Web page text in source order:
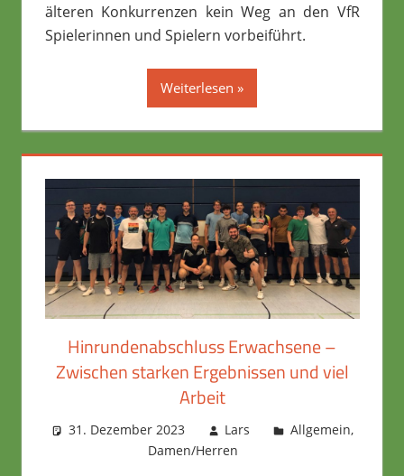
älteren Konkurrenzen kein Weg an den VfR
Spielerinnen und Spielern vorbeiführt.
Weiterlesen
Hinrundenabschluss Erwachsene –
Zwischen starken Ergebnissen und viel
Arbeit
31. Dezember 2023 Lars Allgemein,
Damen/Herren